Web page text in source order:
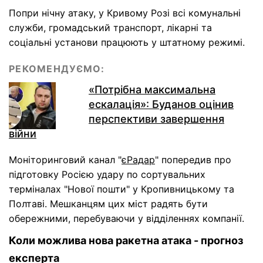
Попри нічну атаку, у Кривому Розі всі комунальні
служби, громадський транспорт, лікарні та
соціальні установи працюють у штатному режимі.
РЕКОМЕНДУЄМО:
«Потрібна максимальна
ескалація»: Буданов оцінив
перспективи завершення
війни
Моніторинговий канал "єРадар" попередив про
підготовку Росією удару по сортувальних
терміналах "Нової пошти" у Кропивницькому та
Полтаві. Мешканцям цих міст радять бути
обережними, перебуваючи у відділеннях компанії.
Коли можлива нова ракетна атака - прогноз
експерта